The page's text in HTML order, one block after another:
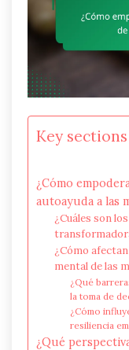
Key
¿Cómo
autoayuda a las
¿Cuáles son
¿Cómo
mental de las
¿Qué
la toma de
¿Cómo
resiliencia
¿Qué